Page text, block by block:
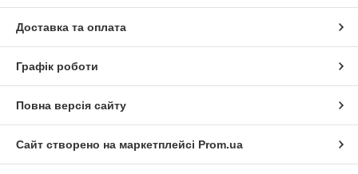
Доставка та оплата
Графік роботи
Повна версія сайту
Сайт створено на маркетплейсі Prom.ua